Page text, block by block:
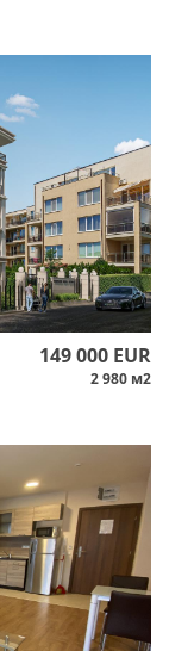
149 000 EUR
2 980 м2